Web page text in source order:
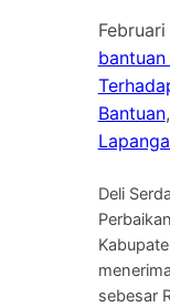
Bantuan,
Deli
sebesar